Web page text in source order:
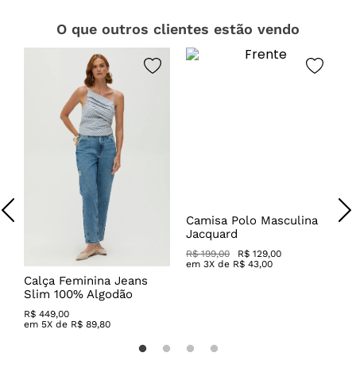
O que outros clientes estão vendo
Calça Feminina Jeans
Slim 100% Algodão
R$ 449,00
em 5X de R$ 89,80
Camisa Polo Masculina
Jacquard
R$ 199,00
R$ 129,00
em 3X de R$ 43,00